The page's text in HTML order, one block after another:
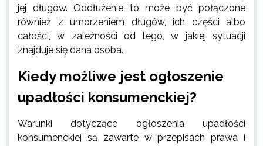
jej długów. Oddłużenie to może być połączone
również z umorzeniem długów, ich części albo
całości, w zależności od tego, w jakiej sytuacji
znajduje się dana osoba.
Kiedy możliwe jest ogłoszenie
upadłości konsumenckiej?
Warunki dotyczące ogłoszenia upadłości
konsumenckiej są zawarte w przepisach prawa i